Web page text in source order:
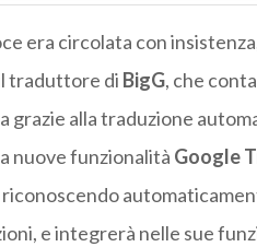
era circolata con
traduttore di BigG, che
grazie alla traduzione
nuove funzionalità Google
e integrerà nelle sue